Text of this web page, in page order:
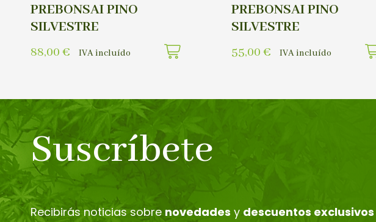
PREBONSAI PINO
SILVESTRE
88,00 € IVA incluído
PREBONSAI PINO
SILVESTRE
55,00 € IVA incluído
Suscríbete
Recibirás noticias sobre novedades y descuentos exclusivos